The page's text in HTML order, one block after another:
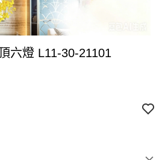
六燈 L11-30-21101